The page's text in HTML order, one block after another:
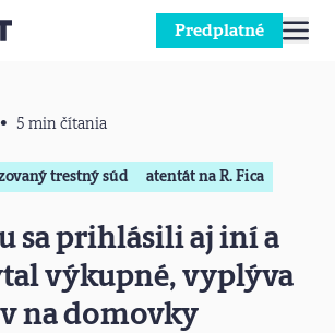
Predplatné
5 min čítania
trestný súd atentát na R. Fica
sa prihlásili aj iní a
výkupné, vyplýva
na domovky